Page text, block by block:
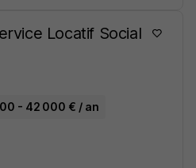
Locatif Social
- 42 000 € / an